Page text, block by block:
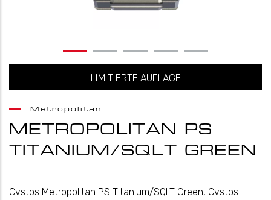
LIMITIERTE AUFLAGE
Metropolitan
METROPOLITAN PS
TITANIUM/SQLT GREEN
Cvstos Metropolitan PS Titanium/SQLT Green, Cvstos